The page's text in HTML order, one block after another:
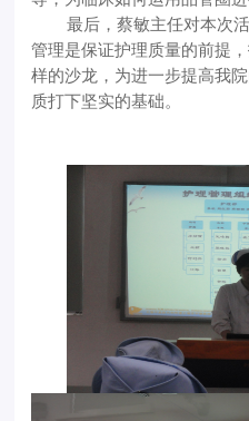
最后，蔡敏主任对本次
管理是保证护理质量的前提
样的沙龙，为进一步提高我
质打下坚实的基础。